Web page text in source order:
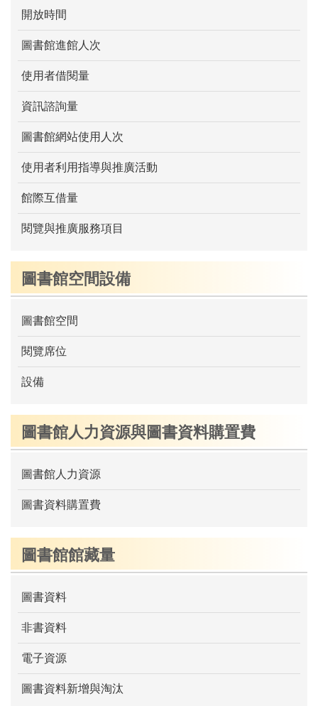
開放時間
圖書館進館人次
使用者借閱量
資訊諮詢量
圖書館網站使用人次
使用者利用指導與推廣活動
館際互借量
閱覽與推廣服務項目
圖書館空間設備
圖書館空間
閱覽席位
設備
圖書館人力資源與圖書資料購置費
圖書館人力資源
圖書資料購置費
圖書館館藏量
圖書資料
非書資料
電子資源
圖書資料新增與淘汰